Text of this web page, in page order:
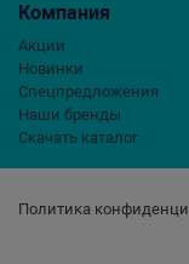
Политика
Компания
Акции
Новинки
Спецпредложения
Наши бренды
Скачать каталог